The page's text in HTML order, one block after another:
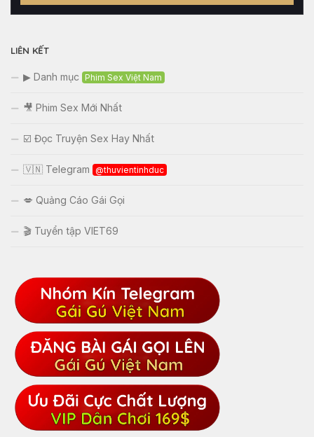
khảo
LIÊN KẾT
▶ Danh mục Phim Sex Việt Nam
🎥 Phim Sex Mới Nhất
☑️ Đọc Truyện Sex Hay Nhất
🇻🇳 Telegram @thuvientinhduc
💋 Quảng Cáo Gái Gọi
🎬 Tuyển tập VIET69